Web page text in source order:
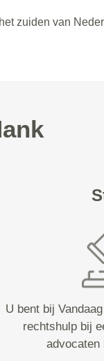
zuiden van
U bent bij
rechtshulp bij
advocaten